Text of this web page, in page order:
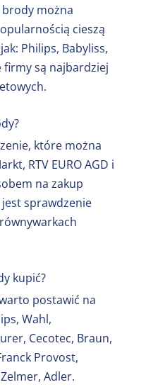
można
cieszą
Philips, Babyliss,
firmy są najbardziej
które można
RTV EURO AGD i
na zakup
sprawdzenie
kupić?
postawić na
Wahl,
Cecotec, Braun,
Provost,
Adler.